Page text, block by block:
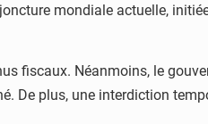
mondiale actuelle,
fiscaux. Néanmoins, le
De plus, une interdiction